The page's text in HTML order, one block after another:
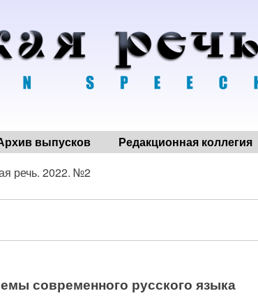
выпусков Редакционная коллегия
речь. 2022. №2
современного русского языка